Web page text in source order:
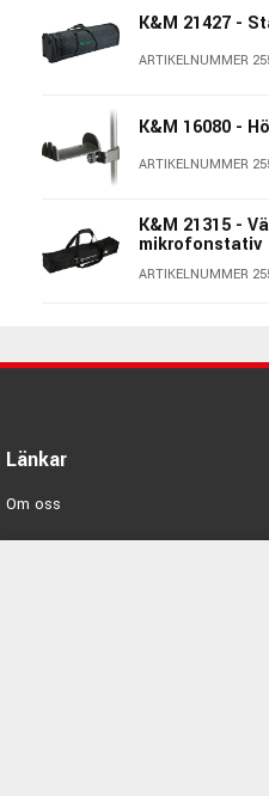
Storlek hopfällt: 105 x 85
Vikt: 2,02 kg
Pris per styck
König & Meyer Stands
Sedan 1949 så står König
ständigt uppfylla detta. I
Tyskland och säljs i 80
K&M 21427 -
ARTIKELNUMMER
K&M 16080 -
ARTIKELNUMMER
K&M 21315 -
mikrofonstativ
ARTIKELNUMMER
ARTIKELNUMMER
K&M 21421 -
Länkar
Om oss
Varumärken